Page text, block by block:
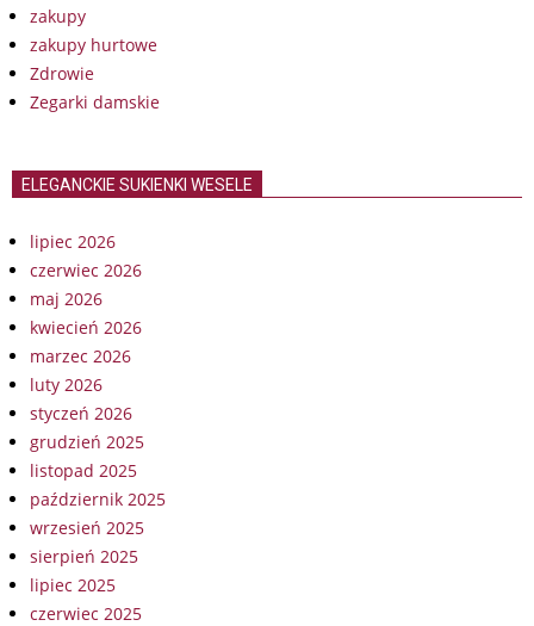
zakupy
zakupy hurtowe
Zdrowie
Zegarki damskie
ELEGANCKIE SUKIENKI WESELE
lipiec 2026
czerwiec 2026
maj 2026
kwiecień 2026
marzec 2026
luty 2026
styczeń 2026
grudzień 2025
listopad 2025
październik 2025
wrzesień 2025
sierpień 2025
lipiec 2025
czerwiec 2025